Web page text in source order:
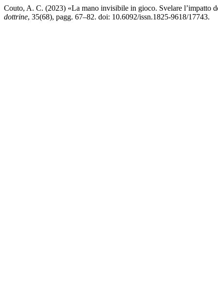
Couto, A. C. (2023) «La mano invisibile in gioco. Svelare l’impatto
dottrine, 35(68), pagg. 67–82. doi: 10.6092/issn.1825-9618/17743.